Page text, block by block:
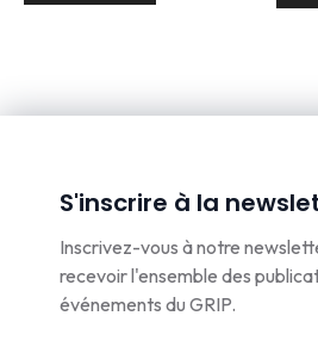
S'inscrire à la
Inscrivez-vous à notre
recevoir l'ensemble des
événements du GRIP.